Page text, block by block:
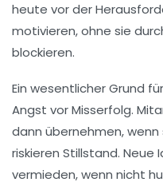
heute vor der
motivieren, ohne sie
blockieren.
Ein wesentlicher Grund
Angst vor Misserfolg.
dann übernehmen, wenn
riskieren Stillstand.
vermieden, wenn nicht